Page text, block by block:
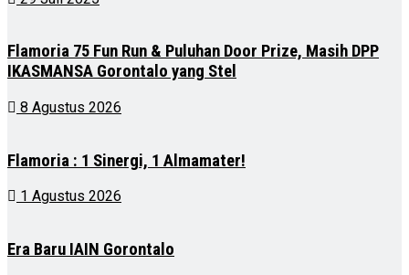
Flamoria 75 Fun Run & Puluhan Door Prize, Masih DPP
IKASMANSA Gorontalo yang Stel
8 Agustus 2026
Flamoria : 1 Sinergi, 1 Almamater!
1 Agustus 2026
Era Baru IAIN Gorontalo